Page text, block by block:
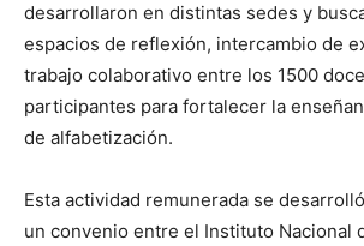
desarrollaron en distintas sedes y
espacios de reflexión, intercambio de
trabajo colaborativo entre los 1500
participantes para fortalecer la
de alfabetización.
Esta actividad remunerada se
un convenio entre el Instituto Nacional